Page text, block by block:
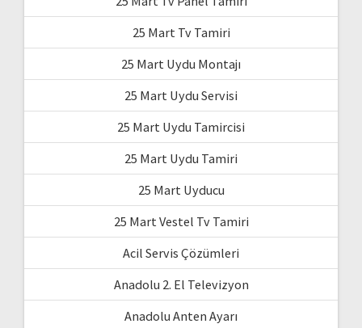
25 Mart Tv Tamiri
25 Mart Uydu Montajı
25 Mart Uydu Servisi
25 Mart Uydu Tamircisi
25 Mart Uydu Tamiri
25 Mart Uyducu
25 Mart Vestel Tv Tamiri
Acil Servis Çözümleri
Anadolu 2. El Televizyon
Anadolu Anten Ayarı